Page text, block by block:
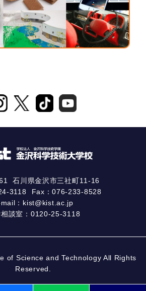
石川県金沢市三社町11-16
3118
Fax：076-233-8528
： kist@kist.ac.jp
談室： 0120-25-3118
of Science and Technology All Rights
Reserved.